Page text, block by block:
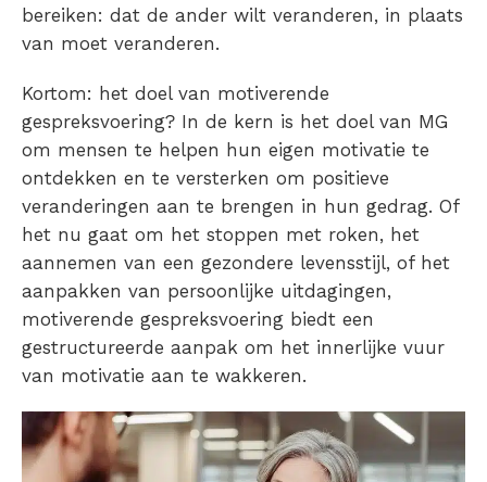
bereiken: dat de ander wilt veranderen, in plaats
van moet veranderen.
Kortom: het doel van motiverende
gespreksvoering? In de kern is het doel van MG
om mensen te helpen hun eigen motivatie te
ontdekken en te versterken om positieve
veranderingen aan te brengen in hun gedrag. Of
het nu gaat om het stoppen met roken, het
aannemen van een gezondere levensstijl, of het
aanpakken van persoonlijke uitdagingen,
motiverende gespreksvoering biedt een
gestructureerde aanpak om het innerlijke vuur
van motivatie aan te wakkeren.